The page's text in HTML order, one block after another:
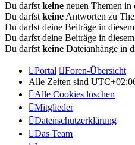
Du darfstkeine neuen Themen in
Du darfstkeineAntworten zu
Du darfst deine Beiträge in
Du darfst deine Beiträge in
Du darfstkeine Dateianhänge in
Portal
Foren-Übersicht
Alle Zeiten sind
Alle Cookies löschen
Mitglieder
Datenschutzerklärung
Das Team